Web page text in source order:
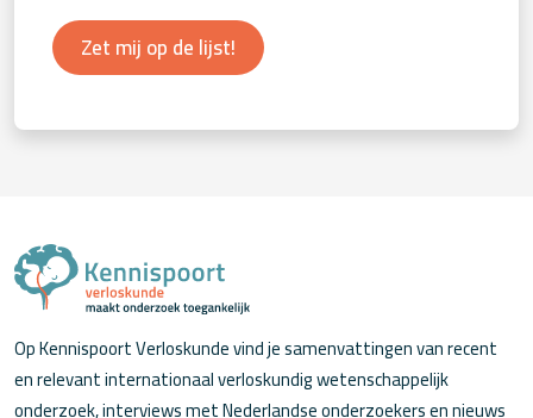
Zet mij op de lijst!
Op Kennispoort Verloskunde vind je samenvattingen van recent
en relevant internationaal verloskundig wetenschappelijk
onderzoek, interviews met Nederlandse onderzoekers en nieuws